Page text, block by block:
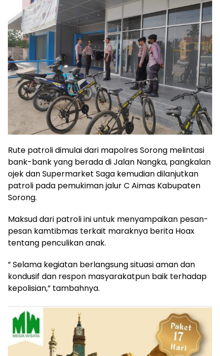
Rute patroli dimulai dari mapolres Sorong melintasi
bank-bank yang berada di Jalan Nangka, pangkalan
ojek dan Supermarket Saga kemudian dilanjutkan
patroli pada pemukiman jalur C Aimas Kabupaten
Sorong.
Maksud dari patroli ini untuk menyampaikan pesan-
pesan kamtibmas terkait maraknya berita Hoax
tentang penculikan anak.
” Selama kegiatan berlangsung situasi aman dan
kondusif dan respon masyarakatpun baik terhadap
kepolisian,” tambahnya.